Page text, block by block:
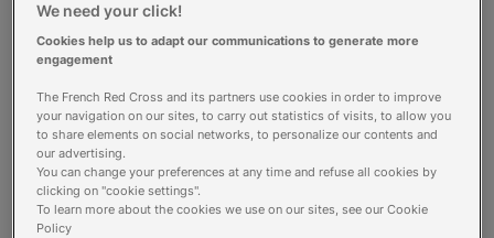
12 décembre 2025 - Clôture des sélections
16 février 2026 - Publication des admissions
31 août 2026 - Rentrée
Calendrier voie Parcoursup
19 janvier 2026 - Ouverture des sélections
1 avril 2026 - Clôture des sélections
2 juin 2026 - Publication des admissions
31 août 2026 - Rentrée
We need your click!
Cookies help us to adapt our communications to generate more
engagement
The French Red Cross and its partners use cookies in order to improve
your navigation on our sites, to carry out statistics of visits, to allow you
to share elements on social networks, to personalize our contents and
our advertising.
You can change your preferences at any time and refuse all cookies by
clicking on "cookie settings".
To learn more about the cookies we use on our sites, see our Cookie
Policy